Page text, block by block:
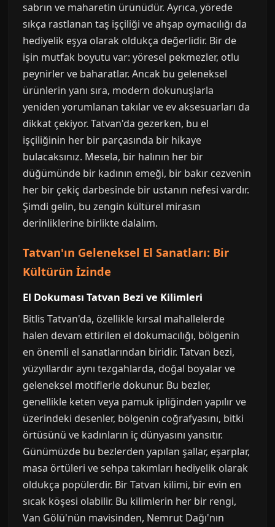
sabrın ve maharetin ürünüdür. Ayrıca, yörede
sıkça rastlanan taş işçiliği ve ahşap oymacılığı da
hediyelik eşya olarak oldukça değerlidir. Bir de
işin mutfak boyutu var: yöresel pekmezler, otlu
peynirler ve baharatlar. Ancak bu geleneksel
ürünlerin yanı sıra, modern dokunuşlarla
yeniden yorumlanan takılar ve ev aksesuarları da
dikkat çekiyor. Tatvan'da gezerken, bu el
işçiliğinin her bir parçasında bir hikaye
bulacaksınız. Mesela, bir halının her bir
düğümünde bir kadının emeği, bir bakır cezvenin
her bir çekiç darbesinde bir ustanın nefesi vardır.
Şimdi gelin, bu zengin kültürel mirasın
derinliklerine birlikte dalalım.
Tatvan'ın Geleneksel El Sanatları: Bir
Kültürün İzinde
El Dokuması Tatvan Bezi ve Kilimleri
Bitlis Tatvan'da, özellikle kırsal mahallelerde
halen devam ettirilen el dokumacılığı, bölgenin
en önemli el sanatlarından biridir. Tatvan bezi,
yüzyıllardır aynı tezgahlarda, doğal boyalar ve
geleneksel motiflerle dokunur. Bu bezler,
genellikle keten veya pamuk ipliğinden yapılır ve
üzerindeki desenler, bölgenin coğrafyasını, bitki
örtüsünü ve kadınların iç dünyasını yansıtır.
Günümüzde bu bezlerden yapılan şallar, eşarplar,
masa örtüleri ve sehpa takımları hediyelik olarak
oldukça popülerdir. Bir Tatvan kilimi, bir evin en
sıcak köşesi olabilir. Bu kilimlerin her bir rengi,
Van Gölü'nün mavisinden, Nemrut Dağı'nın